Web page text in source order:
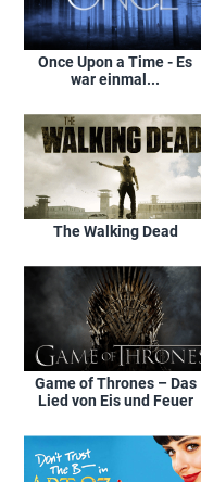
Once Upon a Time - Es
war einmal...
The Walking Dead
Game of Thrones – Das
Lied von Eis und Feuer